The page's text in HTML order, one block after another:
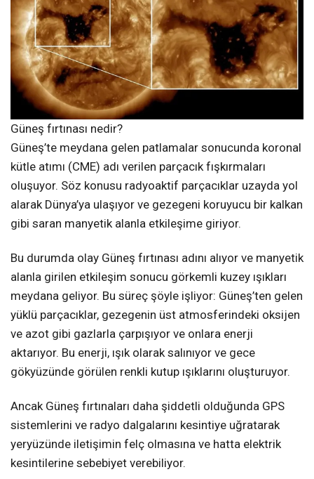
Güneş fırtınası nedir?
Güneş’te meydana gelen patlamalar sonucunda koronal
kütle atımı (CME) adı verilen parçacık fışkırmaları
oluşuyor. Söz konusu radyoaktif parçacıklar uzayda yol
alarak Dünya’ya ulaşıyor ve gezegeni koruyucu bir kalkan
gibi saran manyetik alanla etkileşime giriyor.
Bu durumda olay Güneş fırtınası adını alıyor ve manyetik
alanla girilen etkileşim sonucu görkemli kuzey ışıkları
meydana geliyor. Bu süreç şöyle işliyor: Güneş’ten gelen
yüklü parçacıklar, gezegenin üst atmosferindeki oksijen
ve azot gibi gazlarla çarpışıyor ve onlara enerji
aktarıyor. Bu enerji, ışık olarak salınıyor ve gece
gökyüzünde görülen renkli kutup ışıklarını oluşturuyor.
Ancak Güneş fırtınaları daha şiddetli olduğunda GPS
sistemlerini ve radyo dalgalarını kesintiye uğratarak
yeryüzünde iletişimin felç olmasına ve hatta elektrik
kesintilerine sebebiyet verebiliyor.